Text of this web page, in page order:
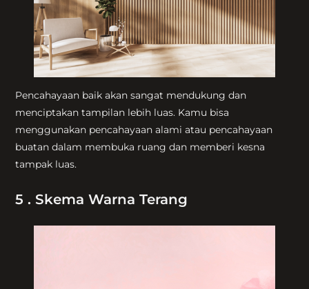
Pencahayaan baik akan sangat mendukung dan
menciptakan tampilan lebih luas. Kamu bisa
menggunakan pencahayaan alami atau pencahayaan
buatan dalam membuka ruang dan memberi kesna
tampak luas.
5 . Skema Warna Terang